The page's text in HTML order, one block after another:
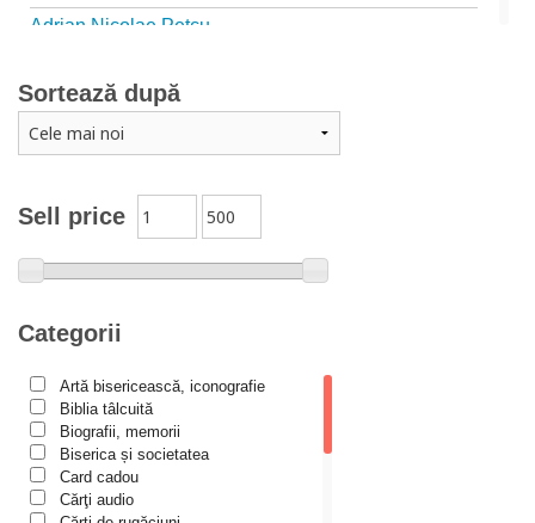
Adrian Nicolae Petcu
Adriana Petrescu
Alexandra Rotariu
Alexandru Creţu
Alexandru Huțanu
Alexandru Lascarov-Moldovanu
Alexandru Rădescu
Alexandru Tkacenko
Alexis Torrance
Alina Ana Nistor
Sell price
Categorii
Artă bisericească, iconografie
Biblia tâlcuită
Biografii, memorii
Biserica și societatea
Card cadou
Cărţi audio
Sortează după